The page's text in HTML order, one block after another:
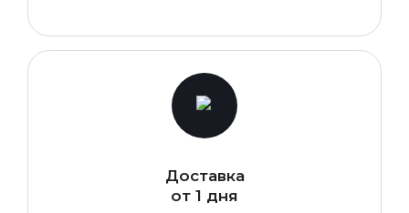
Доставка
от 1 дня